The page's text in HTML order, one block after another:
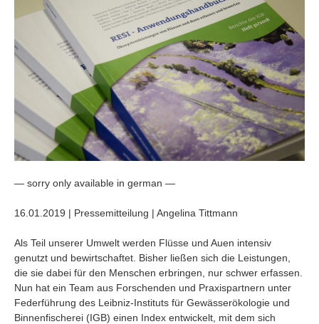
— sorry only available in german —
16.01.2019 | Pressemitteilung | Angelina Tittmann
Als Teil unserer Umwelt werden Flüsse und Auen intensiv
genutzt und bewirtschaftet. Bisher ließen sich die Leistungen,
die sie dabei für den Menschen erbringen, nur schwer erfassen.
Nun hat ein Team aus Forschenden und Praxispartnern unter
Federführung des Leibniz-Instituts für Gewässerökologie und
Binnenfischerei (IGB) einen Index entwickelt, mit dem sich